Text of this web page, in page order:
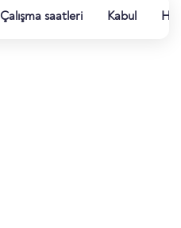
Çalışma saatleri Kabul